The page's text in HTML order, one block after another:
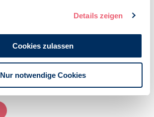
Details zeigen
Cookies zulassen
Nur notwendige Cookies